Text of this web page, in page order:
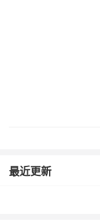
最近更新